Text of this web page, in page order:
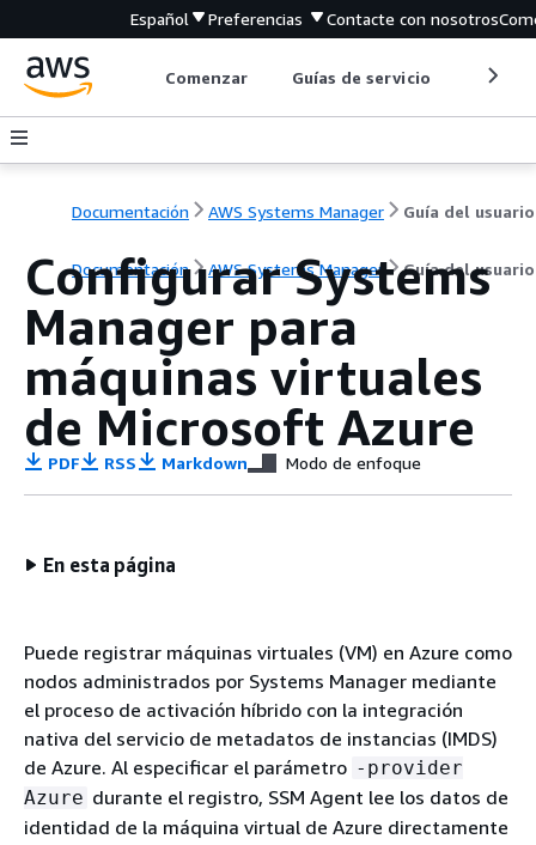
Español Preferencias Contacte con nosotros
Comenzar Guías de servicio
Documentación AWS Systems Manager Guía del usuario
Documentación AWS Systems Manager Guía del usuario
Configurar Systems
Manager para
máquinas virtuales
de Microsoft Azure
PDF RSS Markdown Modo de enfoque
En esta página
Puede registrar máquinas virtuales (VM) en Azure como
nodos administrados por Systems Manager mediante
el proceso de activación híbrido con la integración
nativa del servicio de metadatos de instancias (IMDS)
de Azure. Al especificar el parámetro -provider
Azure durante el registro, SSM Agent lee los datos de
identidad de la máquina virtual de Azure directamente